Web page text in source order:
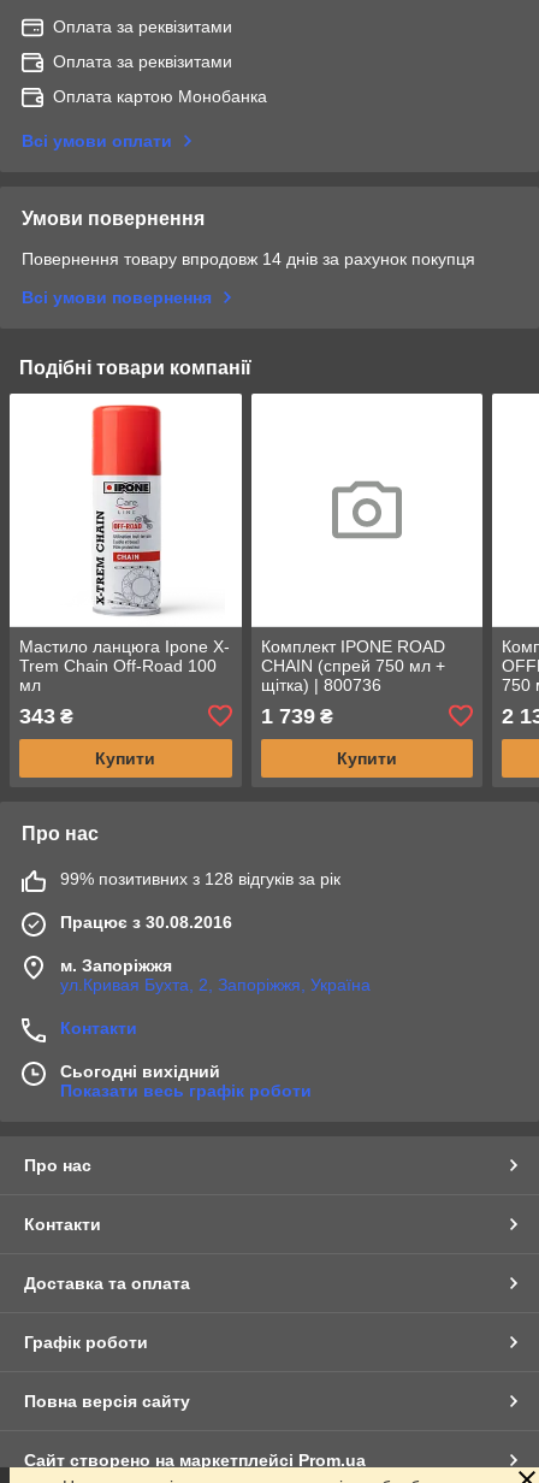
Оплата за реквізитами
Оплата за реквізитами
Оплата картою Монобанка
Всі умови оплати
Умови повернення
Повернення товару впродовж 14 днів за рахунок покупця
Всі умови повернення
Подібні товари компанії
Мастило ланцюга Ipone X-
Trem Chain Off-Road 100
мл
343 ₴
Купити
Комплект IPONE ROAD
CHAIN (спрей 750 мл +
щітка) | 800736
1 739₴
Купити
750
2
Про нас
99% позитивних з 128 відгуків за рік
Працює з 30.08.2016
м. Запоріжжя
ул.Кривая Бухта, 2, Запоріжжя, Україна
Контакти
Сьогодні вихідний
Показати весь графік роботи
Про нас
Контакти
Доставка та оплата
Графік роботи
Повна версія сайту
Сайт створено на маркетплейсі Prom.ua